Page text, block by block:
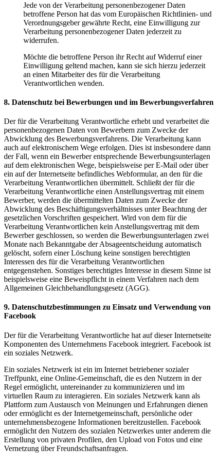
Jede von der Verarbeitung personenbezogener Daten
betroffene Person hat das vom Europäischen Richtlinien- und
Verordnungsgeber gewährte Recht, eine Einwilligung zur
Verarbeitung personenbezogener Daten jederzeit zu
widerrufen.
Möchte die betroffene Person ihr Recht auf Widerruf einer
Einwilligung geltend machen, kann sie sich hierzu jederzeit
an einen Mitarbeiter des für die Verarbeitung
Verantwortlichen wenden.
8. Datenschutz bei Bewerbungen und im Bewerbungsverfahren
Der für die Verarbeitung Verantwortliche erhebt und verarbeitet die
personenbezogenen Daten von Bewerbern zum Zwecke der
Abwicklung des Bewerbungsverfahrens. Die Verarbeitung kann
auch auf elektronischem Wege erfolgen. Dies ist insbesondere dann
der Fall, wenn ein Bewerber entsprechende Bewerbungsunterlagen
auf dem elektronischen Wege, beispielsweise per E-Mail oder über
ein auf der Internetseite befindliches Webformular, an den für die
Verarbeitung Verantwortlichen übermittelt. Schließt der für die
Verarbeitung Verantwortliche einen Anstellungsvertrag mit einem
Bewerber, werden die übermittelten Daten zum Zwecke der
Abwicklung des Beschäftigungsverhältnisses unter Beachtung der
gesetzlichen Vorschriften gespeichert. Wird von dem für die
Verarbeitung Verantwortlichen kein Anstellungsvertrag mit dem
Bewerber geschlossen, so werden die Bewerbungsunterlagen zwei
Monate nach Bekanntgabe der Absageentscheidung automatisch
gelöscht, sofern einer Löschung keine sonstigen berechtigten
Interessen des für die Verarbeitung Verantwortlichen
entgegenstehen. Sonstiges berechtigtes Interesse in diesem Sinne ist
beispielsweise eine Beweispflicht in einem Verfahren nach dem
Allgemeinen Gleichbehandlungsgesetz (AGG).
9. Datenschutzbestimmungen zu Einsatz und Verwendung von
Facebook
Der für die Verarbeitung Verantwortliche hat auf dieser Internetseite
Komponenten des Unternehmens Facebook integriert. Facebook ist
ein soziales Netzwerk.
Ein soziales Netzwerk ist ein im Internet betriebener sozialer
Treffpunkt, eine Online-Gemeinschaft, die es den Nutzern in der
Regel ermöglicht, untereinander zu kommunizieren und im
virtuellen Raum zu interagieren. Ein soziales Netzwerk kann als
Plattform zum Austausch von Meinungen und Erfahrungen dienen
oder ermöglicht es der Internetgemeinschaft, persönliche oder
unternehmensbezogene Informationen bereitzustellen. Facebook
ermöglicht den Nutzern des sozialen Netzwerkes unter anderem die
Erstellung von privaten Profilen, den Upload von Fotos und eine
Vernetzung über Freundschaftsanfragen.